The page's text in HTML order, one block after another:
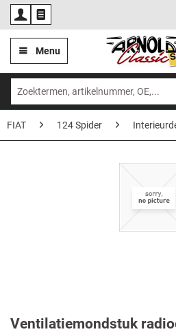
Menu
FIAT 124 Spider
Ventilatiemondstuk